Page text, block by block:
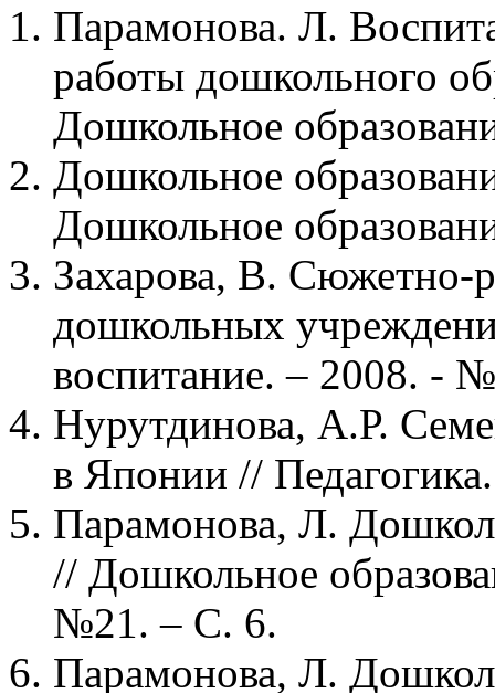
Парамонова. Л.
работы дошкольного
Дошкольное
Дошкольное
Дошкольное
Захарова, В. Сюжетно-
дошкольных
воспитание. – 2008. -
Нурутдинова, А.Р.
в Японии //
Парамонова, Л.
// Дошкольное
№21. – С. 6.
Парамонова, Л.